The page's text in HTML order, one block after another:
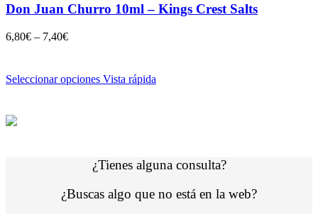
Don Juan Churro 10ml – Kings Crest Salts
6,80€ – 7,40€
Seleccionar opciones Vista rápida
¿Tienes alguna consulta?
¿Buscas algo que no está en la web?